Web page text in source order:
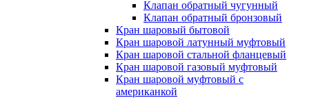
Клапан обратный чугунный
Клапан обратный бронзовый
Кран шаровый бытовой
Кран шаровой латунный муфтовый
Кран шаровой стальной фланцевый
Кран шаровой газовый муфтовый
Кран шаровой муфтовый с
американкой